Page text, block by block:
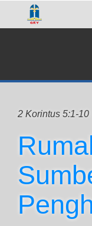
2 Korintus 5:1-10